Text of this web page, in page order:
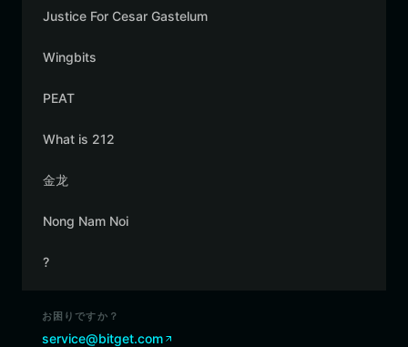
Justice For Cesar Gastelum
Wingbits
PEAT
What is 212
金龙
Nong Nam Noi
?
お困りですか？
service@bitget.com